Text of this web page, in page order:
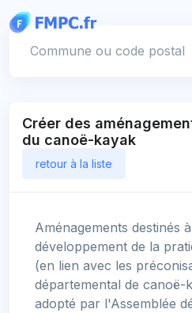
Créer des
du canoë-kayak
retour à la liste
Aménagements destinés
développement de la
(en lien avec les
départemental de canoë-
adopté par l'Assemblée
Panneau de gestion des cookies